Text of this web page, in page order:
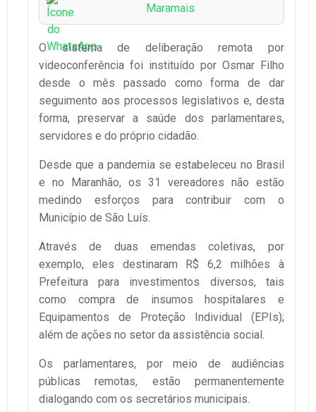
Maramais
O sistema de deliberação remota por
videoconferência foi instituído por Osmar Filho
desde o mês passado como forma de dar
seguimento aos processos legislativos e, desta
forma, preservar a saúde dos parlamentares,
servidores e do próprio cidadão.
Desde que a pandemia se estabeleceu no Brasil
e no Maranhão, os 31 vereadores não estão
medindo esforços para contribuir com o
Município de São Luís.
Através de duas emendas coletivas, por
exemplo, eles destinaram R$ 6,2 milhões à
Prefeitura para investimentos diversos, tais
como compra de insumos hospitalares e
Equipamentos de Proteção Individual (EPIs);
além de ações no setor da assistência social.
Os parlamentares, por meio de audiências
públicas remotas, estão permanentemente
dialogando com os secretários municipais.